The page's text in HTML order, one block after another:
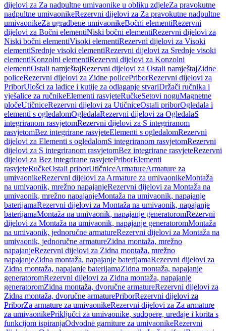
dijelovi za Za nadpultne umivaonike u obliku zdjeleZa pravokutne
nadpultne umivaonikeRezervni dijelovi za Za pravokutne nadpultne
umivaonikeZa ugradbene umivaonikeBočni elementiRezervni
dijelovi za Bočni elementiNiski bočni elementiRezervni dijelovi za
Niski bočni elementiVisoki elementiRezervni dijelovi za Visoki
elementiSrednje visoki elementiRezervni dijelovi za Srednje visoki
elementiKonzolni elementiRezervni dijelovi za Konzolni
elementiOstali namještajRezervni dijelovi za Ostali namještajZidne
policeRezervni dijelovi za Zidne policePriborRezervni dijelovi za
PriborUlošci za ladice i kutije za odlaganje stvariDržači ručnika i
vješalice za ručnikeElementi rasvjeteRučkeSetovi noguMagnetne
pločeUtičniceRezervni dijelovi za UtičniceOstali priborOgledala i
elementi s ogledalomOgledalaRezervni dijelovi za OgledalaS
integriranom rasvjetomRezervni dijelovi za S integriranom
rasvjetomBez integrirane rasvjeteElementi s ogledalomRezervni
dijelovi za Elementi s ogledalomS integriranom rasvjetomRezervni
dijelovi za S integriranom rasvjetomBez integrirane rasvjeteRezervni
dijelovi za Bez integrirane rasvjetePriborElementi
rasvjeteRučkeOstali priborUtičniceArmatureArmature za
umivaonikeRezervni dijelovi za Armature za umivaonikeMontaža
na umivaonik, mrežno napajanjeRezervni dijelovi za Montaža na
umivaonik, mrežno napajanjeMontaža na umivaonik, napajanje
baterijamaRezervni dijelovi za Montaža na umivaonik, napajanje
baterijamaMontaža na umivaonik, napajanje generatoromRezervni
dijelovi za Montaža na umivaonik, napajanje generatoromMontaža
na umivaonik, jednoručne armatureRezervni dijelovi za Montaža na
umivaonik, jednoručne armatureZidna montaža, mrežno
napajanjeRezervni dijelovi za Zidna montaža, mrežno
napajanjeZidna montaža, napajanje baterijamaRezervni dijelovi za
Zidna montaža, napajanje baterijamaZidna montaža, napajanje
generatoromRezervni dijelovi za Zidna montaža, napajanje
generatoromZidna montaža, dvoručne armatureRezervni dijelovi za
Zidna montaža, dvoručne armaturePriborRezervni dijelovi za
PriborZa armature za umivaonikeRezervni dijelovi za Za armature
za umivaonikePriključci za umivaonike, sudopere, uređaje i korita s
funkcijom ispiranjaOdvodne garniture za umivaonikeRezervni